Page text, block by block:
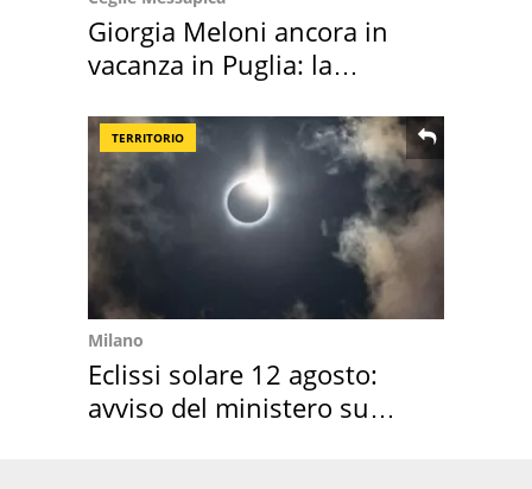
Giorgia Meloni ancora in
vacanza in Puglia: la
TERRITORIO
Milano
Eclissi solare 12 agosto:
avviso del ministero su